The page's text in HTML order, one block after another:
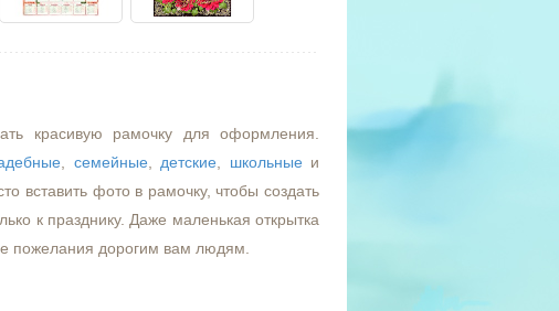
красивую рамочку для оформления.
семейные детские школьные и
вставить фото в рамочку, чтобы создать
к празднику. Даже маленькая открытка
пожелания дорогим вам людям.